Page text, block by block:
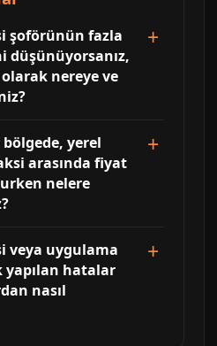
şoförünün fazla
düşünüyorsanız,
nereye ve
yerel
arasında fiyat
nelere
veya uygulama
yapılan hatalar
nasıl